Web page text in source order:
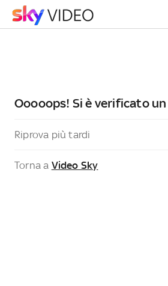
Ooooops! Si è verificato
Riprova più tardi
Torna a Video Sky